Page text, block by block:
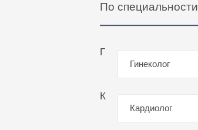
По специальности
Г
Гинеколог
К
Кардиолог